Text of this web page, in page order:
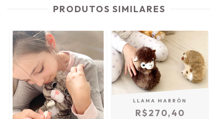
PRODUTOS SIMILARES
LLAMA MARRÓN
R$270,40